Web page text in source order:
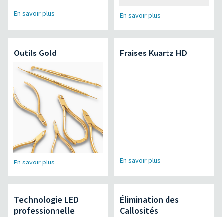
En savoir plus En savoir plus
Outils Gold
En savoir plus
Fraises Kuartz HD
En savoir plus
Technologie LED
professionnelle
Élimination des
Callosités